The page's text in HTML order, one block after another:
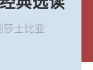
莎士比亚